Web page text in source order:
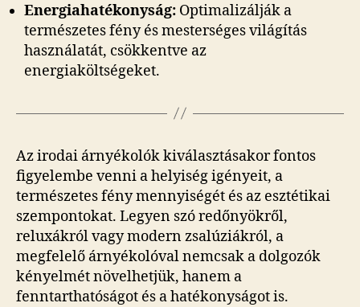
Energiahatékonyság: Optimalizálják a
természetes fény és mesterséges világítás
használatát, csökkentve az
energiaköltségeket.
Az irodai árnyékolók kiválasztásakor fontos
figyelembe venni a helyiség igényeit, a
természetes fény mennyiségét és az esztétikai
szempontokat. Legyen szó redőnyökről,
reluxákról vagy modern zsalúziákról, a
megfelelő árnyékolóval nemcsak a dolgozók
kényelmét növelhetjük, hanem a
fenntarthatóságot és a hatékonyságot is.